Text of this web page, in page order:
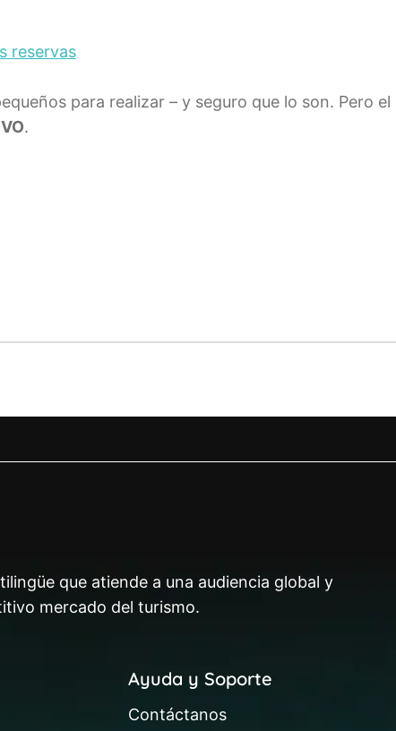
reservas
para realizar – y seguro que lo son. Pero el
.
que atiende a una audiencia global y
mercado del turismo.
Ayuda y Soporte
Contáctanos